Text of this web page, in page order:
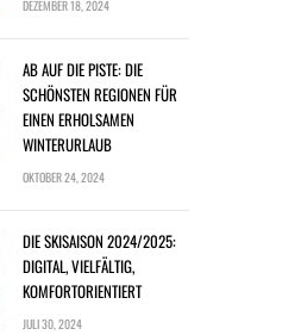
DEZEMBER 18, 2024
AB AUF DIE PISTE: DIE
SCHÖNSTEN REGIONEN FÜR
EINEN ERHOLSAMEN
WINTERURLAUB
OKTOBER 24, 2024
DIE SKISAISON 2024/2025:
DIGITAL, VIELFÄLTIG,
KOMFORTORIENTIERT
JULI 30, 2024